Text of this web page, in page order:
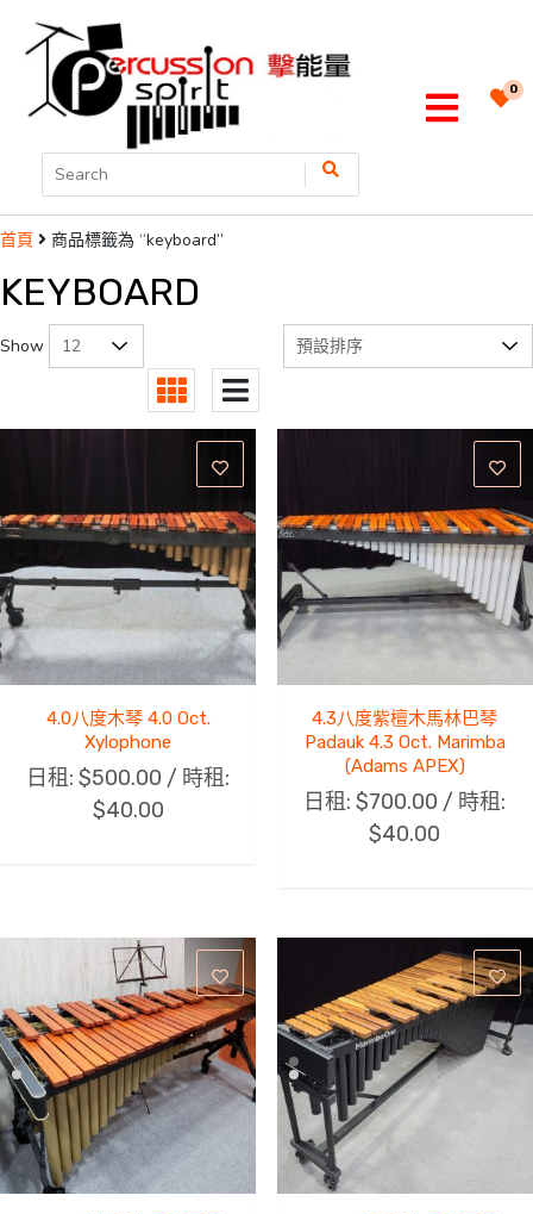
0
首頁 商品標籤為 “keyboard”
KEYBOARD
Show
4.0八度木琴 4.0 Oct.
Xylophone
日租:$500.00 / 時租:
$40.00
4.3八度紫檀木馬林巴琴
Padauk 4.3 Oct. Marimba
(Adams APEX)
日租:$700.00 / 時租:
$40.00